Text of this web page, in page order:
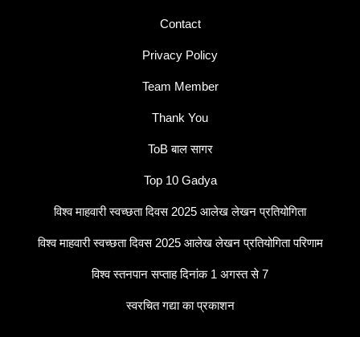
Contact
Privacy Policy
Team Member
Thank You
ToB बाल सागर
Top 10 Gadya
विश्व माहवारी स्वच्छता दिवस 2025 आलेख लेखन प्रतियोगिता
विश्व माहवारी स्वच्छता दिवस 2025 आलेख लेखन प्रतियोगिता परिणाम
विश्व स्तनपान सप्ताह दिनांक 1 अगस्त से 7
स्वरचित गद्या का प्रकाशन